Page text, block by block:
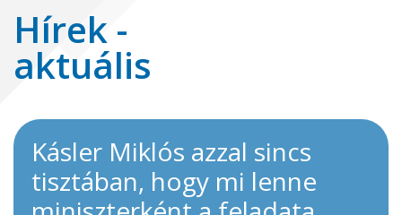
Hírek -
aktuális
Kásler Miklós azzal sincs
tisztában, hogy mi lenne